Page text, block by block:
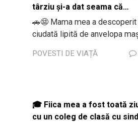
târziu și-a dat seama că…
🚗😨 Mama mea a
ciudată lipită de anvelopa
POVESTI DE VIAȚĂ
🎓 Fiica mea a fost toată
cu un coleg de clasă cu